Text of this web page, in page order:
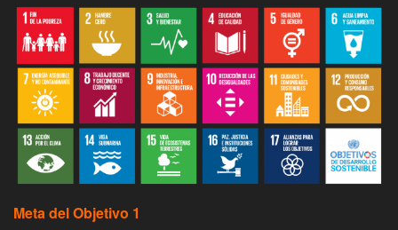
Meta del Objetivo 1